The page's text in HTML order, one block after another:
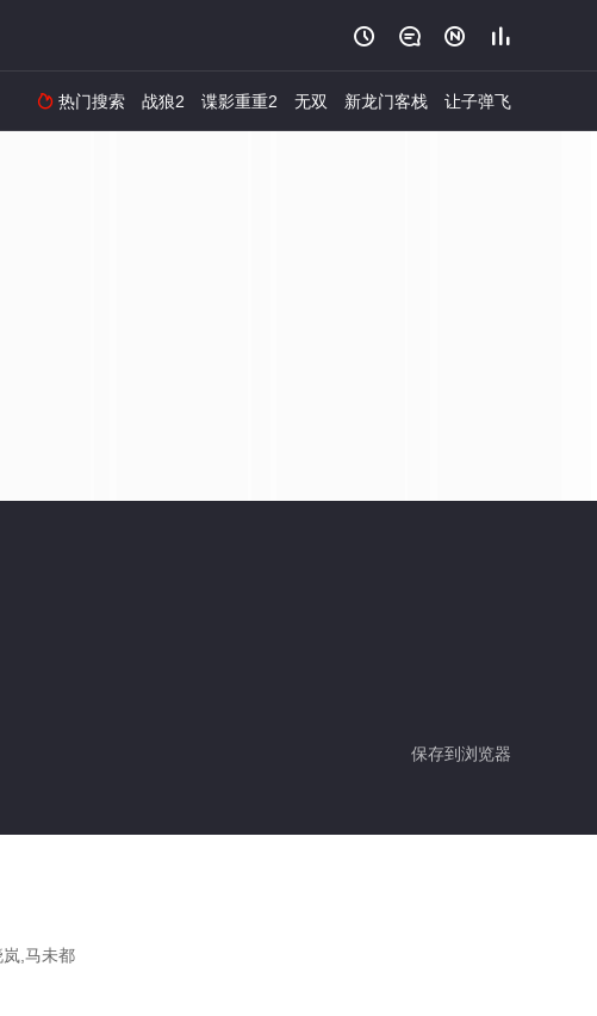
   
 热门搜索 战狼2 谍影重重2 无双 新龙门客栈 让子弹飞
保存到浏览器
,马未都